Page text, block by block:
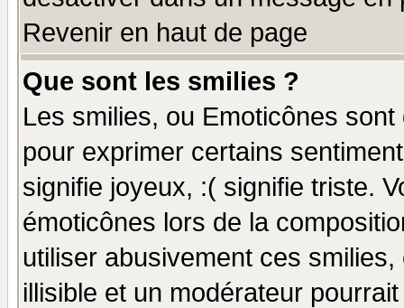
Revenir en haut de page
Que sont les smilies ?
Les smilies, ou Emoticônes
pour exprimer certains
signifie joyeux, :( signifie triste.
émoticônes lors de la
utiliser abusivement ces
illisible et un modérateur